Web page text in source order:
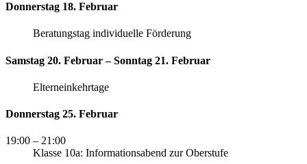
Donnerstag 18. Februar
Beratungstag individuelle Förderung
Samstag 20. Februar – Sonntag 21. Februar
Elterneinkehrtage
Donnerstag 25. Februar
19:00 – 21:00
Klasse 10a: Informationsabend zur Oberstufe